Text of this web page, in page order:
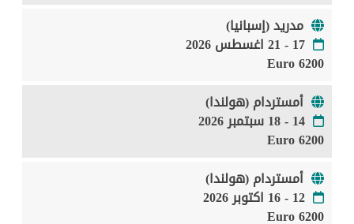
مدريد (إسبانيا)
17 - 21 اغسطس 2026
6200 Euro
أمستردام (هولندا)
14 - 18 سبتمبر 2026
6200 Euro
أمستردام (هولندا)
12 - 16 اكتوبر 2026
6200 Euro